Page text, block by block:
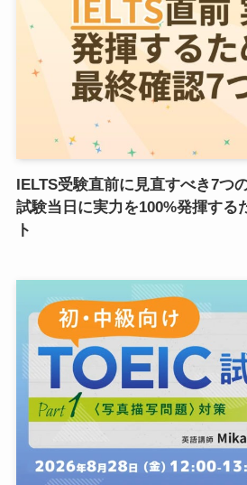
IELTS受験直前に見直すべき7つ
試験当日に実力を100%発揮する
ト